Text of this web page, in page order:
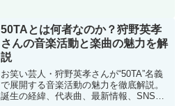
50TAとは何者なのか？狩野英孝
さんの音楽活動と楽曲の魅力を解
説
お笑い芸人・狩野英孝さんが“50TA”名義
で展開する音楽活動の魅力を徹底解説。
誕生の経緯、代表曲、最新情報、SNSで